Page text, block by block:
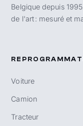
Belgique depuis
de l'art : mesuré et
Voiture
Camion
Tracteur